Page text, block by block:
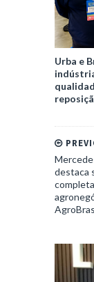
Urba e
destaca